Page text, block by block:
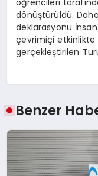
öğrencileri
dönüştürüldü.
deklarasyonu
çevrimiçi etkinlikte
gerçekleştirilen
Benzer